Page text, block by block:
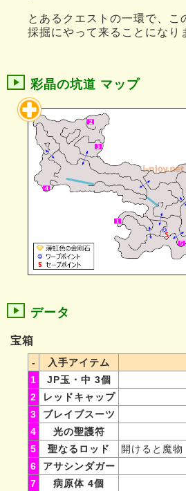
とあるクエストの一環で、こ
採掘にやって来ることになり
彩晶の坑道 マップ
データ
宝箱
- 入手アイテム
1
JP玉・中 3個
2
レッドキャップ
3
ブレイブスーツ
4
光の聖護符
5
聖なるロッド
開けると魔物
6
アサシンダガー
7
病原体 4個